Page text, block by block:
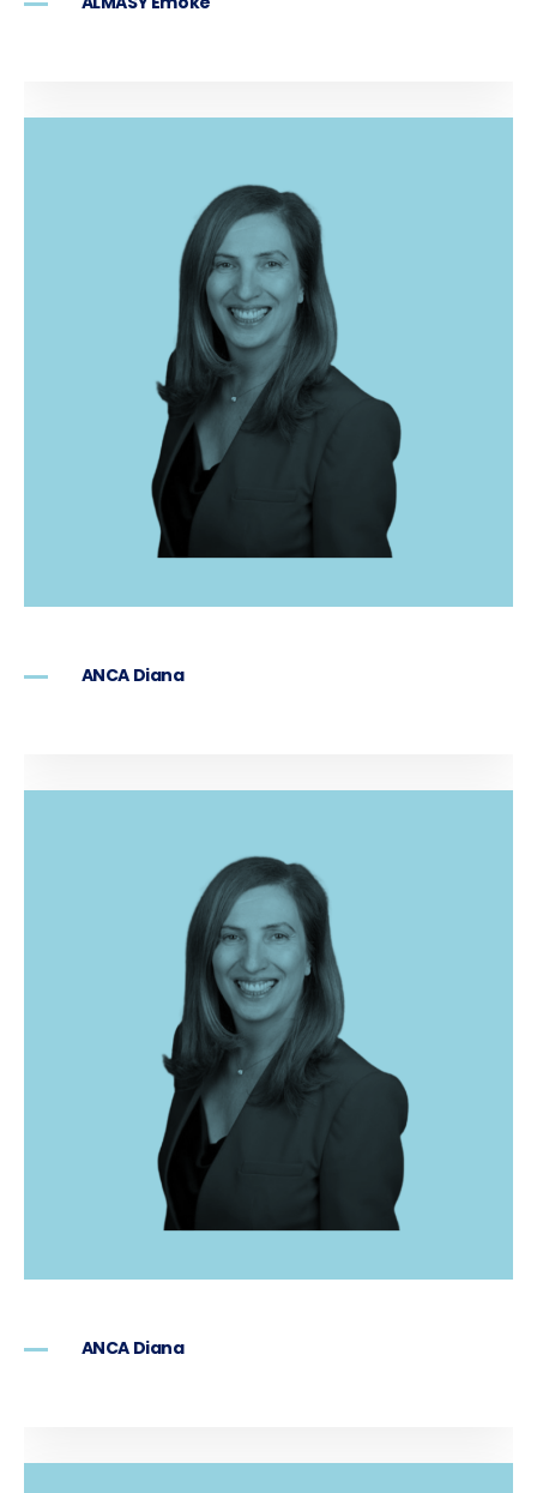
ANCA Diana
ANCA Diana